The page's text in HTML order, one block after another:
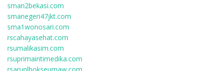
sman2bekasi.com
smanegeri47jkt.com
sma1wonosari.com
rscahayasehat.com
rsumalikasim.com
rsuprimaintimedika.com